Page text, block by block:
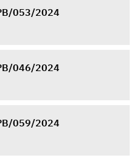
053/2024
046/2024
059/2024